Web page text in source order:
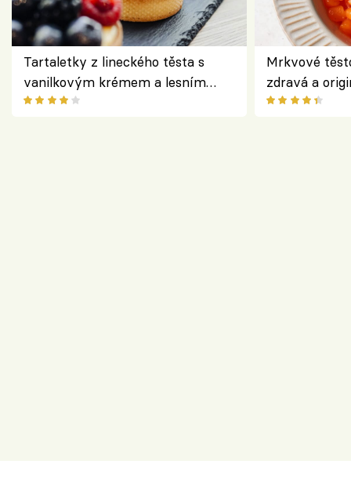
Tartaletky z lineckého těsta s
vanilkovým krémem a lesním
ovocem podle Bread Society
Mrkvové
zdravá a
klasiky